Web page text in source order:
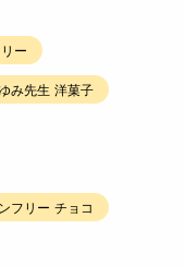
ー
み先生 洋菓子
フリー チョコ